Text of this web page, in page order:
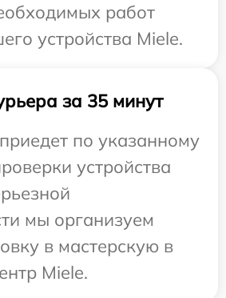
работ
устройства Miele.
за 35 минут
по указанному
устройства
мы организуем
в мастерскую в
Miele.